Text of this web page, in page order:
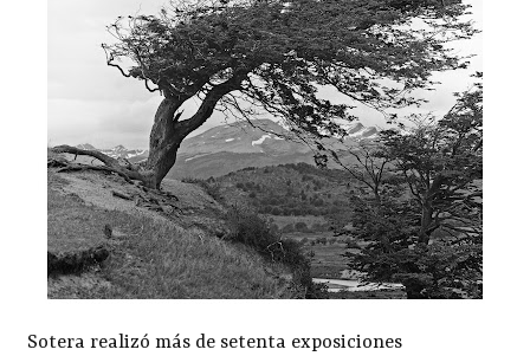
Sotera realizó más de setenta exposiciones